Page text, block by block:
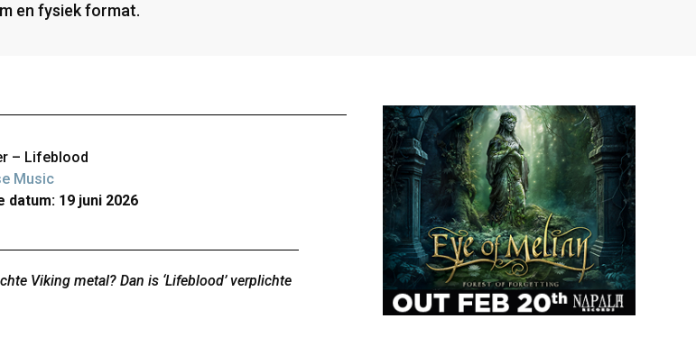
en fysiek format.
– Lifeblood
Music
datum: 19 juni 2026
Viking metal? Dan is ‘Lifeblood’ verplichte